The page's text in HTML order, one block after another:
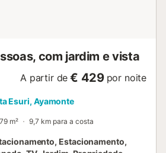
com jardim e vista
A partir de € 429 por noite
Esuri, Ayamonte
m² 9,7 km para a costa
Estacionamento,